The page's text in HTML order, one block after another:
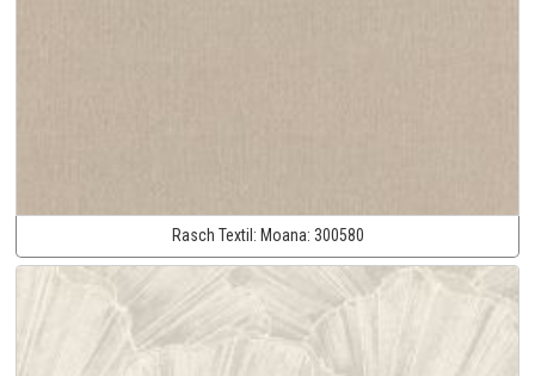
Rasch Textil: Moana: 300580